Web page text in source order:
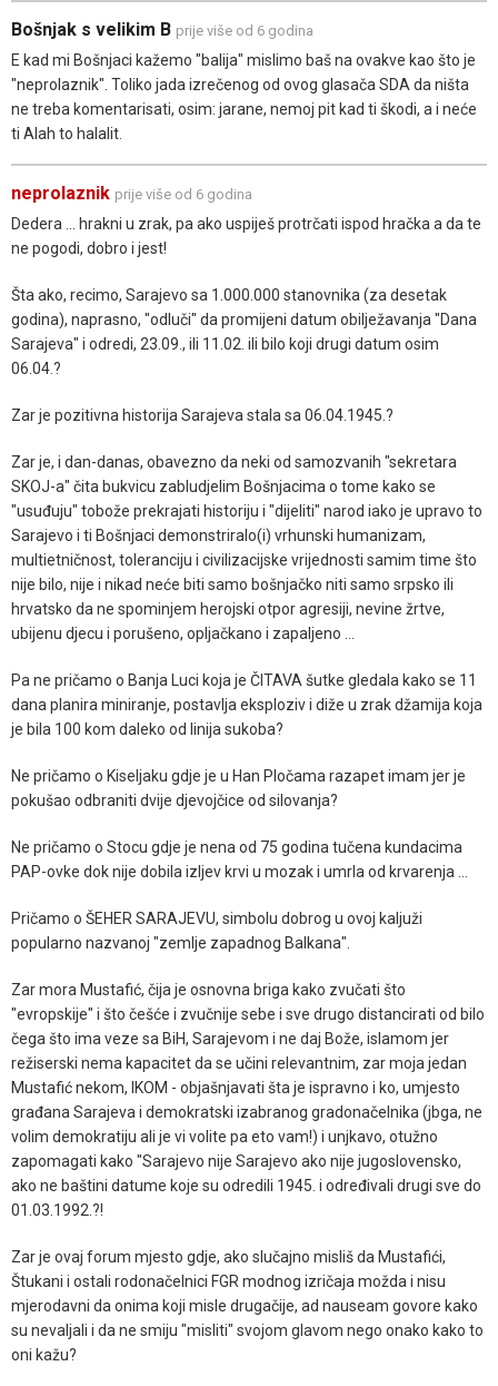
Bošnjak s velikim B prije više od 6 godina
E kad mi Bošnjaci kažemo "balija" mislimo baš na ovakve kao što je
"neprolaznik". Toliko jada izrečenog od ovog glasača SDA da ništa
ne treba komentarisati, osim: jarane, nemoj pit kad ti škodi, a i neće
ti Alah to halalit.
neprolaznik prije više od 6 godina
Dedera ... hrakni u zrak, pa ako uspiješ protrčati ispod hračka a da te
ne pogodi, dobro i jest!
Šta ako, recimo, Sarajevo sa 1.000.000 stanovnika (za desetak
godina), naprasno, "odluči" da promijeni datum obilježavanja "Dana
Sarajeva" i odredi, 23.09., ili 11.02. ili bilo koji drugi datum osim
06.04.?
Zar je pozitivna historija Sarajeva stala sa 06.04.1945.?
Zar je, i dan-danas, obavezno da neki od samozvanih "sekretara
SKOJ-a" čita bukvicu zabludjelim Bošnjacima o tome kako se
"usuđuju" tobože prekrajati historiju i "dijeliti" narod iako je upravo to
Sarajevo i ti Bošnjaci demonstriralo(i) vrhunski humanizam,
multietničnost, toleranciju i civilizacijske vrijednosti samim time što
nije bilo, nije i nikad neće biti samo bošnjačko niti samo srpsko ili
hrvatsko da ne spominjem herojski otpor agresiji, nevine žrtve,
ubijenu djecu i porušeno, opljačkano i zapaljeno ...
Pa ne pričamo o Banja Luci koja je ČITAVA šutke gledala kako se 11
dana planira miniranje, postavlja eksploziv i diže u zrak džamija koja
je bila 100 kom daleko od linija sukoba?
Ne pričamo o Kiseljaku gdje je u Han Pločama razapet imam jer je
pokušao odbraniti dvije djevojčice od silovanja?
Ne pričamo o Stocu gdje je nena od 75 godina tučena kundacima
PAP-ovke dok nije dobila izljev krvi u mozak i umrla od krvarenja ...
Pričamo o ŠEHER SARAJEVU, simbolu dobrog u ovoj kaljuži
popularno nazvanoj "zemlje zapadnog Balkana".
Zar mora Mustafić, čija je osnovna briga kako zvučati što
"evropskije" i što češće i zvučnije sebe i sve drugo distancirati od bilo
čega što ima veze sa BiH, Sarajevom i ne daj Bože, islamom jer
režiserski nema kapacitet da se učini relevantnim, zar moja jedan
Mustafić nekom, IKOM - objašnjavati šta je ispravno i ko, umjesto
građana Sarajeva i demokratski izabranog gradonačelnika (jbga, ne
volim demokratiju ali je vi volite pa eto vam!) i unjkavo, otužno
zapomagati kako "Sarajevo nije Sarajevo ako nije jugoslovensko,
ako ne baštini datume koje su odredili 1945. i određivali drugi sve do
01.03.1992.?!
Zar je ovaj forum mjesto gdje, ako slučajno misliš da Mustafići,
Štukani i ostali rodonačelnici FGR modnog izričaja možda i nisu
mjerodavni da onima koji misle drugačije, ad nauseam govore kako
su nevaljali i da ne smiju "misliti" svojom glavom nego onako kako to
oni kažu?